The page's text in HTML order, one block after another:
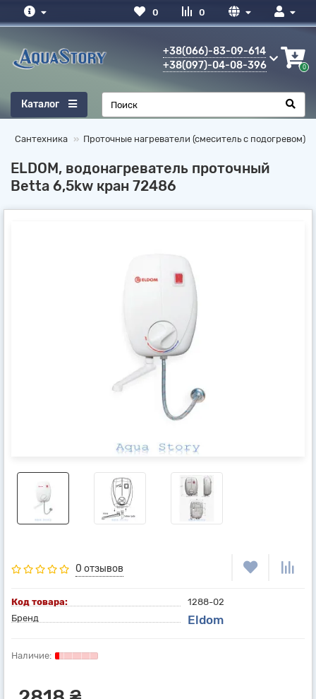
0
0
+38(066)-83-09-614
+38(097)-04-08-396
0
Каталог
Сантехника Проточные нагреватели (смеситель с подогревом)
ELDOM, водонагреватель проточный
Betta 6,5kw кран 72486
0 отзывов
Код товара:
1288-02
Бренд
Eldom